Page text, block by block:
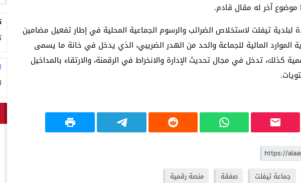
موضوع آخر له مقال قادم.
تيفلت لاستخلاص الضرائب والرسوم الجماعية المحلية في إطار تفعيل مضامين
الموارد المالية للجماعة والحد من الهدر الضريبي، الذي يدخل في خانة ما يسمى
كذلك، تدخل في مجال تحديث الإدارة والانخراط في الرقمنة، والارتقاء بالمداخيل
.
جماعة تيفلت صفقة منصة رقمية